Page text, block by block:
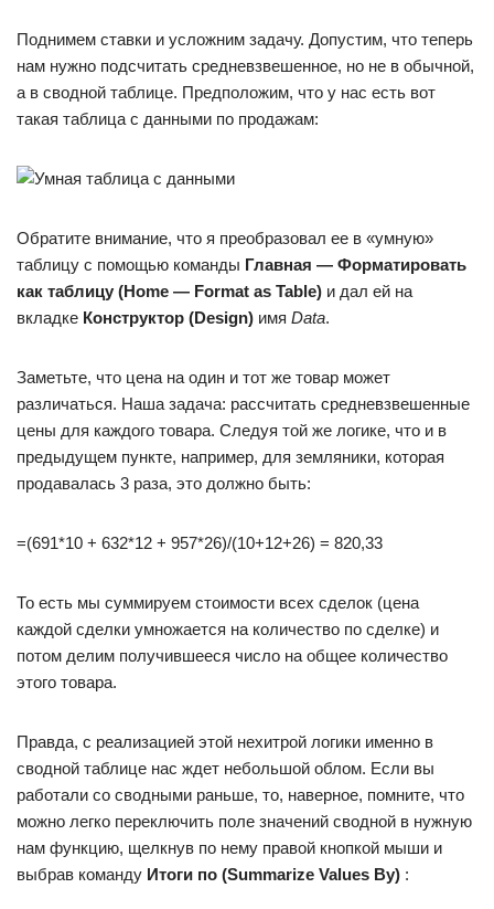
Поднимем ставки и усложним задачу. Допустим, что теперь
нам нужно подсчитать средневзвешенное, но не в обычной,
а в сводной таблице. Предположим, что у нас есть вот
такая таблица с данными по продажам:
Обратите внимание, что я преобразовал ее в «умную»
таблицу с помощью команды Главная — Форматировать
как таблицу (Home — Format as Table) и дал ей на
вкладке Конструктор (Design) имя Data.
Заметьте, что цена на один и тот же товар может
различаться. Наша задача: рассчитать средневзвешенные
цены для каждого товара. Следуя той же логике, что и в
предыдущем пункте, например, для земляники, которая
продавалась 3 раза, это должно быть:
=(691*10 + 632*12 + 957*26)/(10+12+26) = 820,33
То есть мы суммируем стоимости всех сделок (цена
каждой сделки умножается на количество по сделке) и
потом делим получившееся число на общее количество
этого товара.
Правда, с реализацией этой нехитрой логики именно в
сводной таблице нас ждет небольшой облом. Если вы
работали со сводными раньше, то, наверное, помните, что
можно легко переключить поле значений сводной в нужную
нам функцию, щелкнув по нему правой кнопкой мыши и
выбрав команду Итоги по (Summarize Values By) :